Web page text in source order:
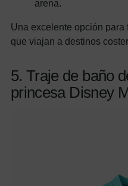
arena.
Una excelente opción
que viajan a destinos
5. Traje de baño
princesa Disney